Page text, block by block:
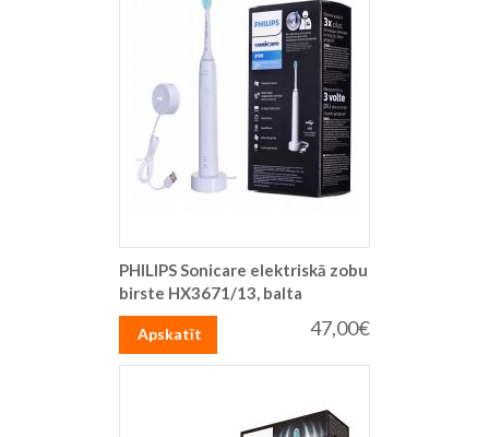
PHILIPS Sonicare elektriskā zobu
birste HX3671/13, balta
47,00€
Apskatīt